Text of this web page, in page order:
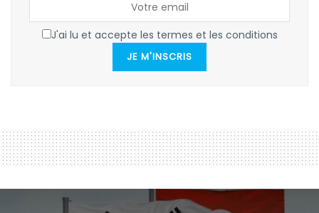
J'ai lu et accepte les termes et les conditions
JE M'INSCRIS